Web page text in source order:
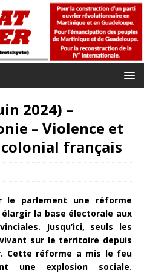
2024) –
– Violence et
colonial français
parlement une réforme
la base électorale aux
Jusqu’ici, seuls les
sur le territoire depuis
Cette réforme a mis le feu
une explosion sociale.